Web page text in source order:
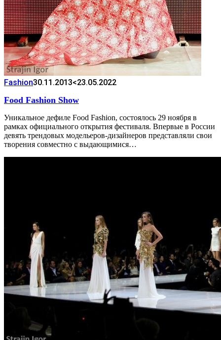
Fashion30.11.2013<23.05.2022
Food Fashion Show
Уникальное дефиле Food Fashion, состоялось 29 ноября в
рамках официального открытия фестиваля. Впервые в России
девять трендовых модельеров-дизайнеров представляли свои
творения совместно с выдающимися…